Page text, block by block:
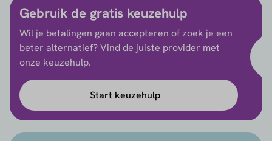
Gebruik de gratis keuzehulp
Wil je betalingen gaan accepteren of zoek je een
beter alternatief? Vind de juiste provider met
onze keuzehulp.
Start keuzehulp